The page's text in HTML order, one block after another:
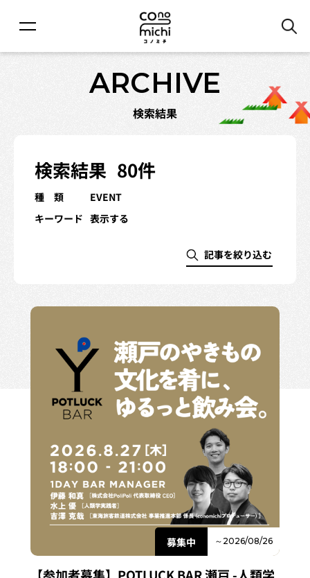
ARCHIVE
検索結果
検索結果 80件
種 類
EVENT
キーワード 表示する
記事を絞り込む
募集中 ～2026/08/26